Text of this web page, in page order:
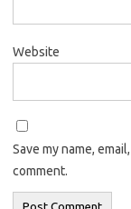
Website
Save my name,
comment.